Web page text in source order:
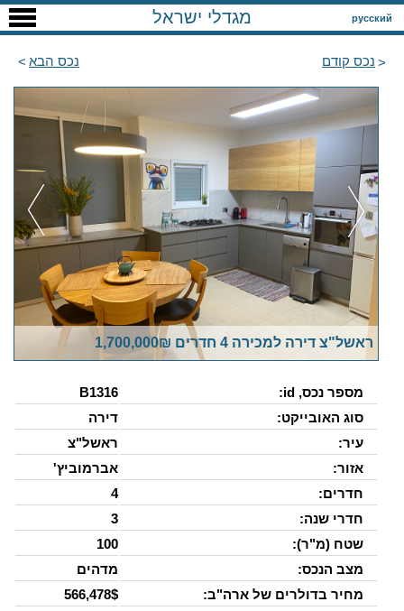
русский מגדלי ישראל
נכס קודם נכס הבא
ראשל"צ דירה למכירה 4 חדרים 1,700,000₪
מספר נכס, id:
B1316
סוג האובייקט:
דירה
עיר:
ראשל"צ
אזור:
אברמוביץ'
חדרים:
4
חדרי שנה:
3
שטח (מ"ר):
100
מצב הנכס:
מדהים
מחיר בדולרים של ארה"ב:
566,478$